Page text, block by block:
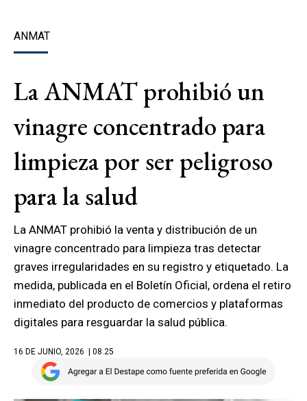
ANMAT
La ANMAT prohibió un
vinagre concentrado para
limpieza por ser peligroso
para la salud
La ANMAT prohibió la venta y distribución de un
vinagre concentrado para limpieza tras detectar
graves irregularidades en su registro y etiquetado. La
medida, publicada en el Boletín Oficial, ordena el retiro
inmediato del producto de comercios y plataformas
digitales para resguardar la salud pública.
16 DE JUNIO, 2026 | 08.25